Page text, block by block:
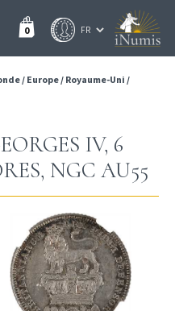
0
/ Europe/ Royaume-Uni /
IV, 6
NGC AU55